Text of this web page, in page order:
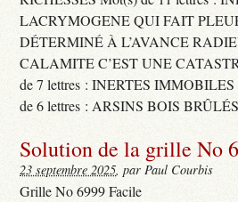
LACRYMOGENE QUI FAIT
DÉTERMINÉ À L’AVANCE
CALAMITE C’EST UNE
de 7 lettres : INERTES
de 6 lettres : ARSINS BOIS
Solution de la grille No
23 septembre 2025, par Paul Courbis
Grille No 6999 Facile